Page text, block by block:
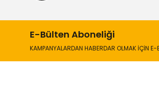
E-Bülten Aboneliği
KAMPANYALARDAN HABERDAR OLMAK İÇİN E-